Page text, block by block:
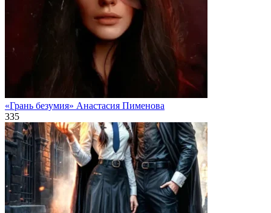
«Грань безумия» Анастасия Пименова
335